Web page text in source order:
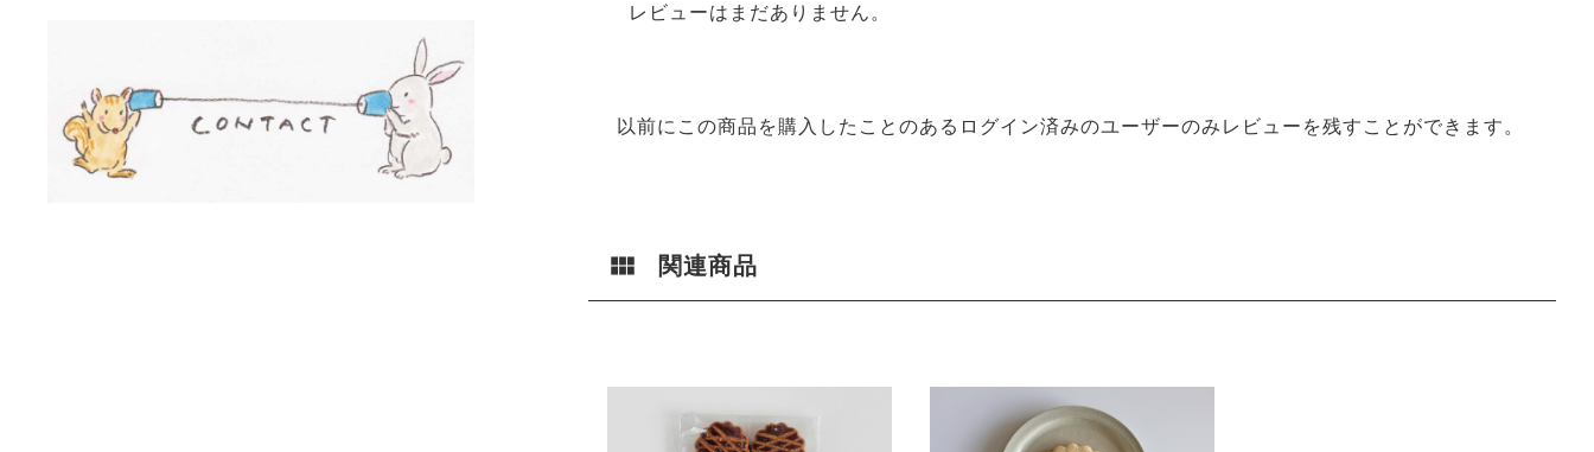
レビューはまだありません。
以前にこの商品を購入したことのあるログイン済みのユーザーのみレビューを残すことができます。
関連商品